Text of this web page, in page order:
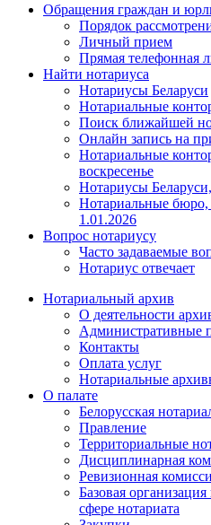
Обращения граждан и
Порядок
Личный прием
Прямая телефонная
Найти нотариуса
Нотариусы Беларуси
Нотариальные
Поиск ближайшей
Онлайн запись на
Нотариальные
воскресенье
Нотариусы
Нотариальные бюро,
1.01.2026
Вопрос нотариусу
Часто задаваемые
Нотариус отвечает
Нотариальный архив
О деятельности
Административные
Контакты
Оплата услуг
Нотариальные
О палате
Белорусская
Правление
Территориальные
Дисциплинарная
Ревизионная
Базовая
сфере нотариата